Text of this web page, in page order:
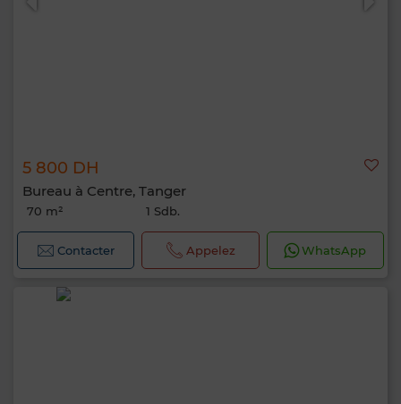
5 800 DH
Bureau à Centre, Tanger
70 m² 1 Sdb.
Contacter Appelez WhatsApp